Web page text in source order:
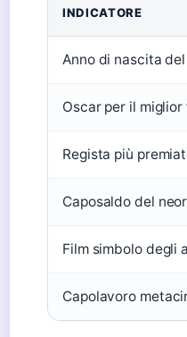
INDICATORE
Anno di nascita
Oscar per il
Regista più
Caposaldo del
Film simbolo degli
Capolavoro